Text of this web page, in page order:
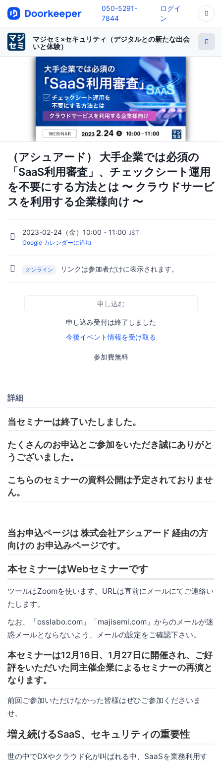
050-5291-
7844
ログイ
ン
マジセミ×セキュリティ（デジタルとの新たな出会
いと体験）
（アシュアード） 大手企業では必須の
「SaaS利用審査」、チェックシート運用
を不要にする方法とは 〜 クラウドサービ
スを利用する企業様向け 〜
2023-02-24（金）10:00 - 11:00 JST
Google カレンダーに追加
オンライン リンクは参加者だけに表示されます。
申し込む
申し込み受付は終了しました
今後イベント情報を受け取る
参加費無料
詳細
当セミナーは終了いたしました。
たくさんのお申込とご参加をいただき誠にありがと
うございました。
こちらのセミナーの資料公開は予定されておりませ
ん。
当お申込ページは 株式会社アシュアード 経由の方
向けの お申込みページです。
本セミナーはWebセミナーです
ツールはZoomを使います。URLは直前にメールにてご連絡い
たします。
なお、「osslabo.com」「majisemi.com」からのメールが迷
惑メールとならないよう、メールの設定をご確認下さい。
本セミナーは12月16日、1月27日に開催され、ご好
評をいただいた同主催企業によるセミナーの再演と
なります。
前回ご参加いただけなかった皆様はぜひご参加くださいま
せ。
増え続けるSaaS、セキュリティの重要性
世の中でDXやクラウド化が叫ばれる中、SaaSを業務利用す